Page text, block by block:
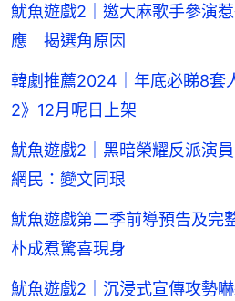
魷魚遊戲2｜邀大麻歌手參演
應 揭選角原因
韓劇推薦2024｜年底必睇8套
2》12月呢日上架
魷魚遊戲2｜黑暗榮耀反派演
網民：變文同珢
魷魚遊戲第二季前導預告及
朴成焄驚喜現身
魷魚遊戲2｜沉浸式宣傳攻